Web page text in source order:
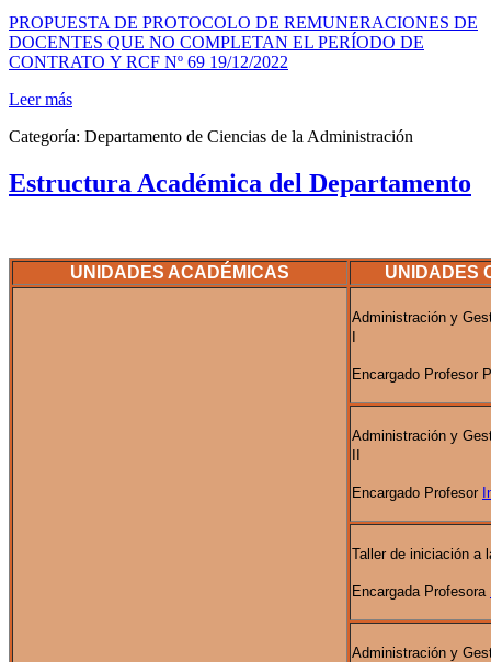
PROPUESTA DE PROTOCOLO DE REMUNERACIONES DE
DOCENTES QUE NO COMPLETAN EL PERÍODO DE
CONTRATO Y RCF Nº 69 19/12/2022
Leer más
Categoría: Departamento de Ciencias de la Administración
Estructura Académica del Departamento
UNIDADES ACADÉMICAS UNIDADES
Administración y
Encargado Profesor
Administración y
Encargado Profesor
Taller de iniciación a
Encargada Profesora
Administración y